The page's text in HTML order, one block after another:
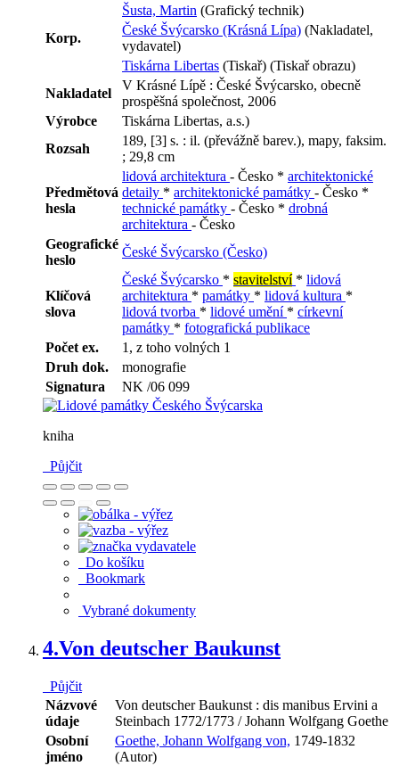
Šusta, Martin (Grafický technik)
Korp.
České Švýcarsko (Krásná Lípa) (Nakladatel,
vydavatel)
Tiskárna Libertas (Tiskař) (Tiskař obrazu)
Nakladatel
V Krásné Lípě : České Švýcarsko, obecně
prospěšná společnost, 2006
Výrobce
Tiskárna Libertas, a.s.)
Rozsah
189, [3] s. : il. (převážně barev.), mapy, faksim.
; 29,8 cm
Předmětová
hesla
lidová architektura - Česko * architektonické
detaily * architektonické památky - Česko *
technické památky - Česko * drobná
architektura - Česko
Geografické
heslo
České Švýcarsko (Česko)
Klíčová
slova
České Švýcarsko * stavitelství * lidová
architektura * památky * lidová kultura *
lidová tvorba * lidové umění * církevní
památky * fotografická publikace
Počet ex.
1, z toho volných 1
Druh dok.
monografie
Signatura
NK /06 099
kniha
Půjčit
Do košíku
Bookmark
Vybrané dokumenty
4.Von deutscher Baukunst
Půjčit
Názvové
údaje
Von deutscher Baukunst : dis manibus Ervini a
Steinbach 1772/1773 / Johann Wolfgang Goethe
Osobní
jméno
Goethe, Johann Wolfgang von, 1749-1832
(Autor)